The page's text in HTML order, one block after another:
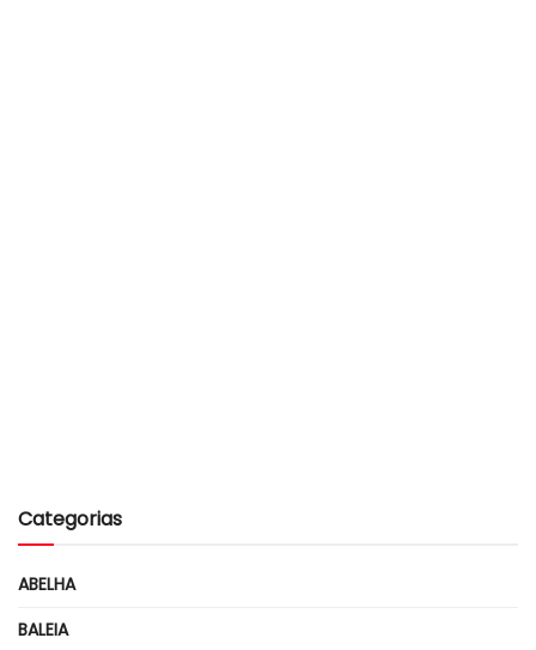
Categorias
ABELHA
BALEIA